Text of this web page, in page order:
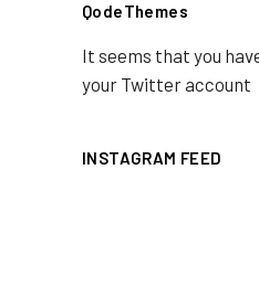
QodeThemes
It seems that you
your Twitter account
INSTAGRAM FEED